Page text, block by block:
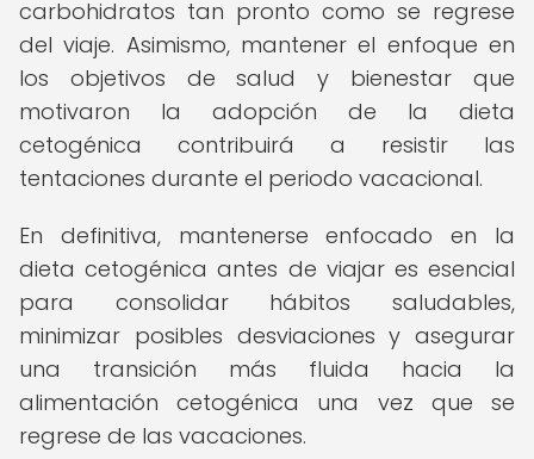
carbohidratos tan pronto como se regrese
del viaje. Asimismo, mantener el enfoque en
los objetivos de salud y bienestar que
motivaron la adopción de la dieta
cetogénica contribuirá a resistir las
tentaciones durante el periodo vacacional.
En definitiva, mantenerse enfocado en la
dieta cetogénica antes de viajar es esencial
para consolidar hábitos saludables,
minimizar posibles desviaciones y asegurar
una transición más fluida hacia la
alimentación cetogénica una vez que se
regrese de las vacaciones.